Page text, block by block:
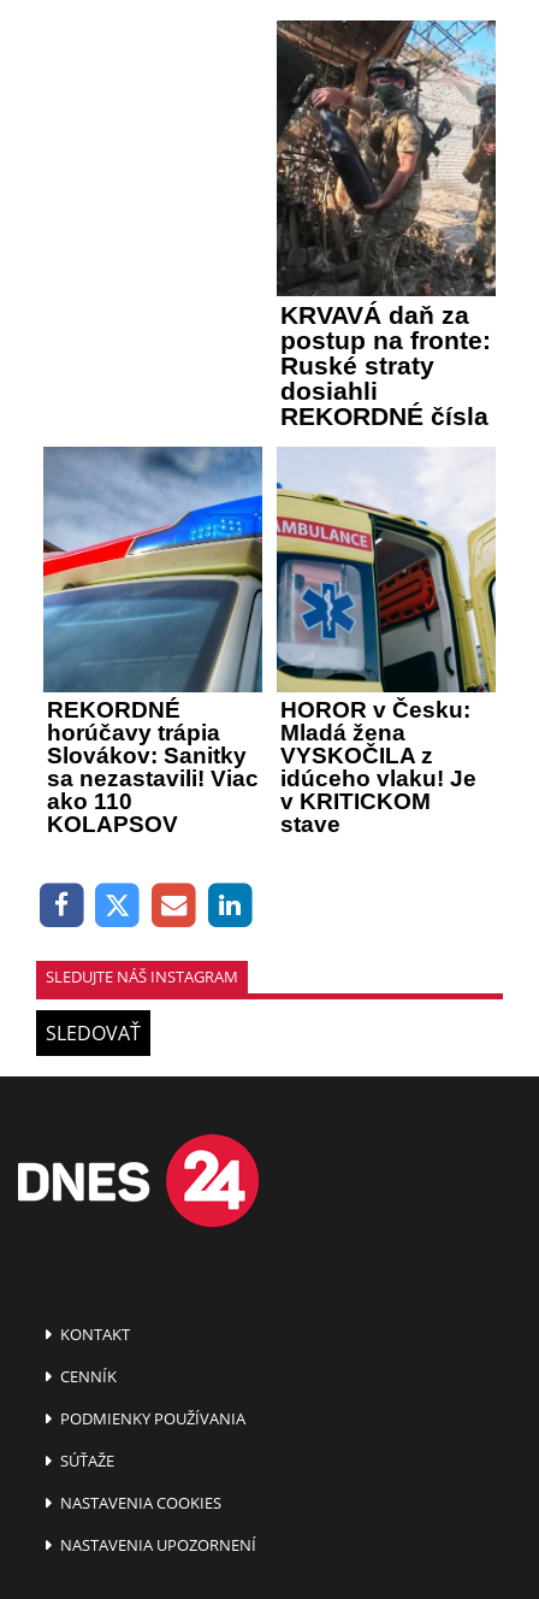
KRVAVÁ daň za
postup na fronte:
Ruské straty
dosiahli
REKORDNÉ čísla
REKORDNÉ
horúčavy trápia
Slovákov: Sanitky
sa nezastavili! Viac
ako 110
KOLAPSOV
HOROR v Česku:
Mladá žena
VYSKOČILA z
idúceho vlaku! Je
v KRITICKOM
stave
SLEDUJTE NÁŠ INSTAGRAM
SLEDOVAŤ
KONTAKT
CENNÍK
PODMIENKY POUŽÍVANIA
SÚŤAŽE
NASTAVENIA COOKIES
NASTAVENIA UPOZORNENÍ